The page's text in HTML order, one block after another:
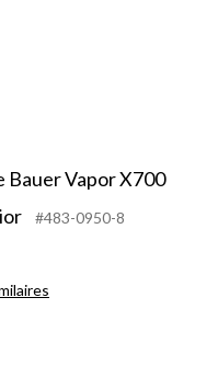
Bauer Vapor X700
#483-0950-8